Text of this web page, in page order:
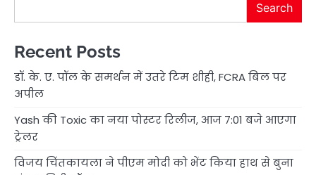
Search
Recent Posts
डॉ. के. ए. पॉल के समर्थन में उतरे टिम शीही, FCRA बिल पर
अपील
Yash की Toxic का नया पोस्टर रिलीज, आज 7:01 बजे आएगा
ट्रेलर
विजय चिंतकायला ने पीएम मोदी को भेंट किया हाथ से बुना